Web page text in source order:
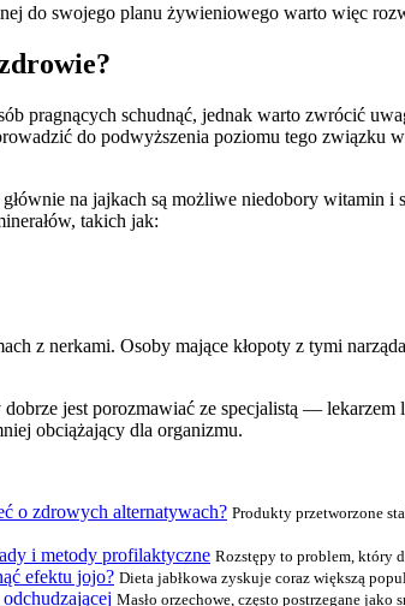
do swojego planu żywieniowego warto więc
pragnących schudnąć, jednak warto zwrócić
do podwyższenia poziomu tego związku
na jajkach są możliwe niedobory witamin
takich jak:
z nerkami. Osoby mające kłopoty z tymi
jest porozmawiać ze specjalistą —
obciążający dla organizmu.
o zdrowych alternatywach? Produkty przetworzone
i metody profilaktyczne Rozstępy to problem, który
efektu jojo? Dieta jabłkowa zyskuje coraz większą
Masło orzechowe, często postrzegane